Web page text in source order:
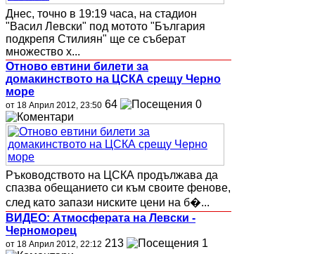
Днес, точно в 19:19 часа, на стадион
"Васил Левски" под мотото "България
подкрепя Стилиян" ще се съберат
множество х...
Отново евтини билети за
домакинството на ЦСКА срещу Черно
море
от 18 Април 2012, 23:50 64 0
Ръководството на ЦСКА продължава да
спазва обещанието си към своите фенове,
след като запази ниските цени на б�...
ВИДЕО: Атмосферата на Левски -
Черноморец
от 18 Април 2012, 22:12 213 1